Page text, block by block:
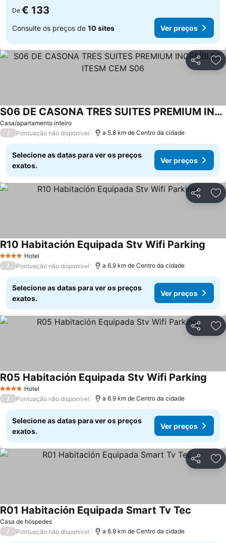
De € 133
Consulte os preços de 10 sites Ver preços
Partilhar
Casa/apartamento inteiro
S06 DE CASONA TRES SUITES PREMIUM INCREÍBLES ITESM CEM S06
/ Pontuação não disponível a 5.8 km de Centro da cidade
Selecione as datas para ver os preços
exatos.
Ver preços
Partilhar
4 EstrelasHotel
R10 Habitación Equipada Stv Wifi Parking
/ Pontuação não disponível a 6.9 km de Centro da cidade
Selecione as datas para ver os preços
exatos.
Ver preços
Partilhar
4 EstrelasHotel
R05 Habitación Equipada Stv Wifi Parking
/ Pontuação não disponível a 6.9 km de Centro da cidade
Selecione as datas para ver os preços
exatos.
Ver preços
Partilhar
Casa de hóspedes
R01 Habitación Equipada Smart Tv Tec
/ Pontuação não disponível a 6.9 km de Centro da cidade